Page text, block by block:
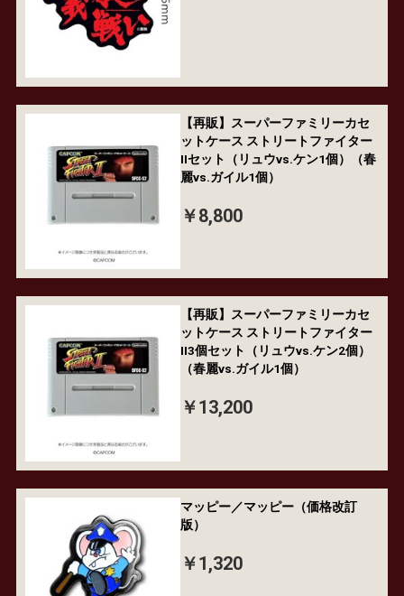
【再販】スーパーファミリーカセ
ットケース ストリートファイター
IIセット（リュウvs.ケン1個）（春
麗vs.ガイル1個）
￥8,800
【再販】スーパーファミリーカセ
ットケース ストリートファイター
II3個セット（リュウvs.ケン2個）
（春麗vs.ガイル1個）
￥13,200
マッピー／マッピー（価格改訂
版）
￥1,320